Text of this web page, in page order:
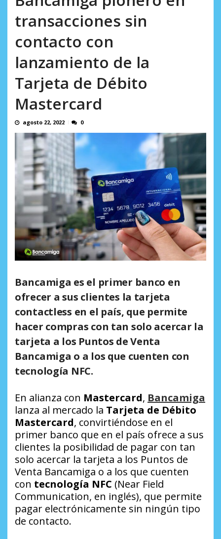
transacciones sin
contacto con
lanzamiento de la
Tarjeta de Débito
Mastercard
agosto 22, 2022 0
Bancamiga es el primer banco en
ofrecer a sus clientes la tarjeta
contactless en el país, que permite
hacer compras con tan solo acercar la
tarjeta a los Puntos de Venta
Bancamiga o a los que cuenten con
tecnología NFC.
En alianza con Mastercard, Bancamiga
lanza al mercado la Tarjeta de Débito
Mastercard, convirtiéndose en el
primer banco que en el país ofrece a sus
clientes la posibilidad de pagar con tan
solo acercar la tarjeta a los Puntos de
Venta Bancamiga o a los que cuenten
con tecnología NFC (Near Field
Communication, en inglés), que permite
pagar electrónicamente sin ningún tipo
de contacto.